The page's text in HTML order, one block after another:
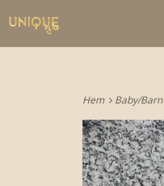
Hem Baby/Barn